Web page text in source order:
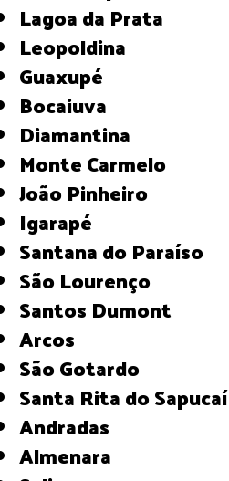
Lagoa da Prata
Leopoldina
Guaxupé
Bocaiuva
Diamantina
Monte Carmelo
João Pinheiro
Igarapé
Santana do Paraíso
São Lourenço
Santos Dumont
Arcos
São Gotardo
Santa Rita do Sapucaí
Andradas
Almenara